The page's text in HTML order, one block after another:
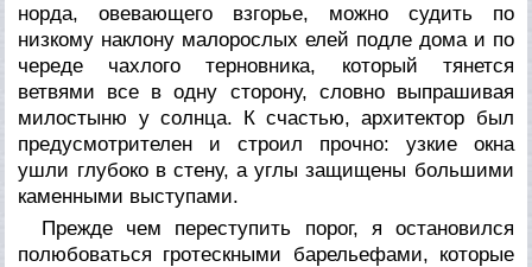
норда, овевающего взгорье, можно судить по
низкому наклону малорослых елей подле дома и по
череде чахлого терновника, который тянется
ветвями все в одну сторону, словно выпрашивая
милостыню у солнца. К счастью, архитектор был
предусмотрителен и строил прочно: узкие окна
ушли глубоко в стену, а углы защищены большими
каменными выступами.
Прежде чем переступить порог, я остановился
полюбоваться гротескными барельефами, которые